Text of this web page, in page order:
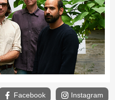
Facebook Instagram